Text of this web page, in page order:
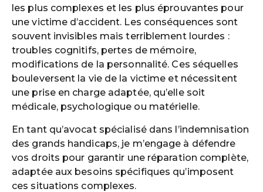
les plus complexes et les plus éprouvantes pour
une victime d’accident. Les conséquences sont
souvent invisibles mais terriblement lourdes :
troubles cognitifs, pertes de mémoire,
modifications de la personnalité. Ces séquelles
bouleversent la vie de la victime et nécessitent
une prise en charge adaptée, qu’elle soit
médicale, psychologique ou matérielle.
En tant qu’avocat spécialisé dans l’indemnisation
des grands handicaps, je m’engage à défendre
vos droits pour garantir une réparation complète,
adaptée aux besoins spécifiques qu’imposent
ces situations complexes.